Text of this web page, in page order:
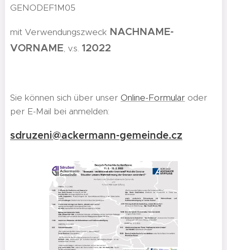
GENODEF1M05
mit Verwendungszweck NACHNAME-
VORNAME, v.s. 12022
Sie können sich über unser Online-Formular oder
per E-Mail bei anmelden:
sdruzeni@ackermann-gemeinde.cz